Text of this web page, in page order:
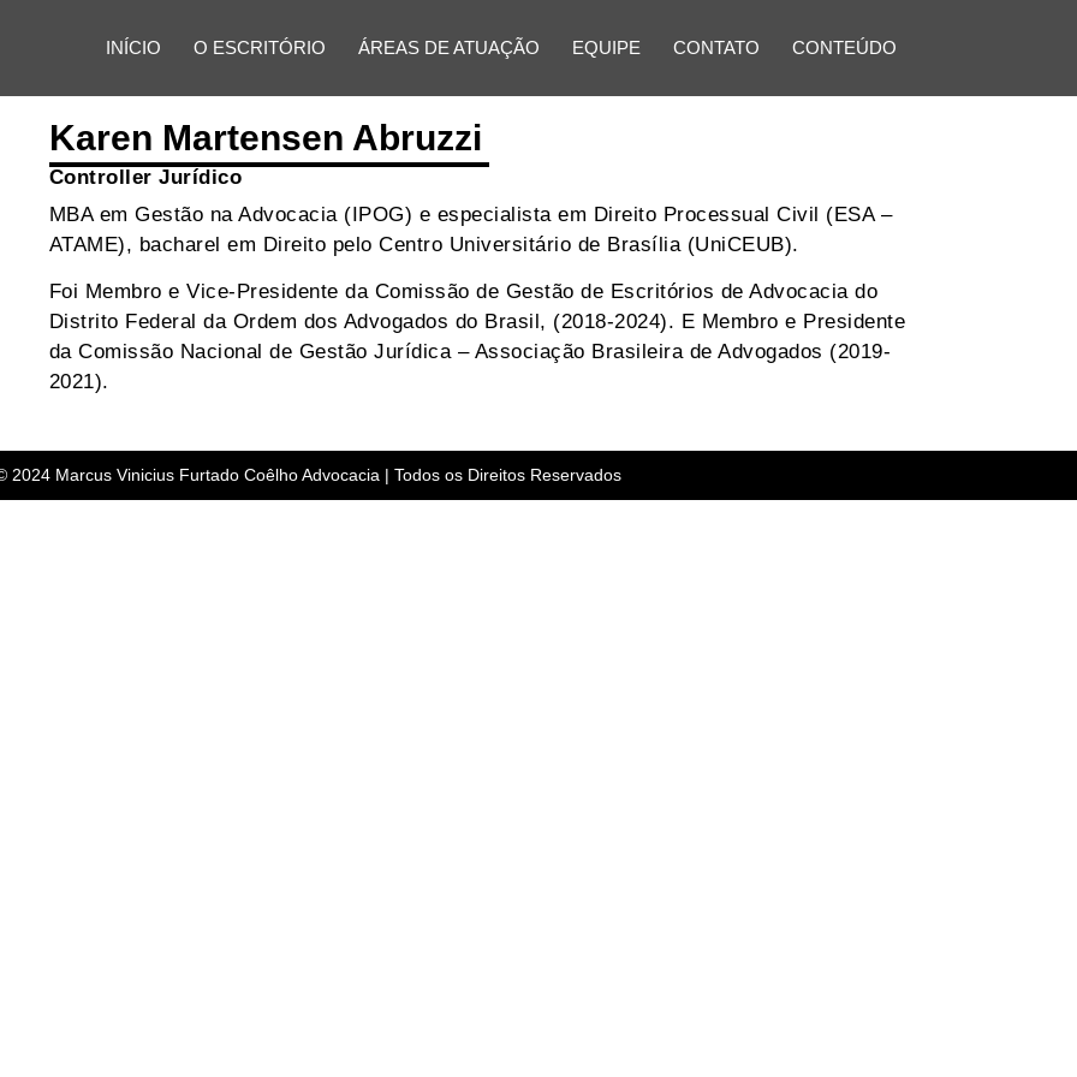
INÍCIO O ESCRITÓRIO ÁREAS DE ATUAÇÃO EQUIPE CONTATO CONTEÚDO
Karen Martensen Abruzzi
Controller Jurídico
MBA em Gestão na Advocacia (IPOG) e especialista em Direito Processual Civil (ESA –
ATAME), bacharel em Direito pelo Centro Universitário de Brasília (UniCEUB).
Foi Membro e Vice-Presidente da Comissão de Gestão de Escritórios de Advocacia do
Distrito Federal da Ordem dos Advogados do Brasil, (2018-2024). E Membro e Presidente
da Comissão Nacional de Gestão Jurídica – Associação Brasileira de Advogados (2019-
2021).
2024 Marcus Vinicius Furtado Coêlho Advocacia | Todos os Direitos Reservados